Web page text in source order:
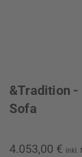
&Tradition
Sofa
4.053,00 € inkl.